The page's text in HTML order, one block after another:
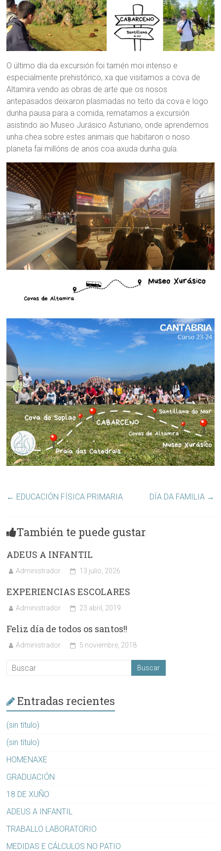
O último día da excursión foi tamén moi intenso e
especialmente prehistórico, xa que visitamos a cova de
Altamira vendo as obras de arte que os nosos
antepasados deixaron plasmadas no teito da cova e logo
dunha pausa para a comida, rematamos a excursión
asistindo ao Museo Jurásico Asturiano, onde aprendemos
unha chea sobre estes animais que habitaron o noso
planeta fai millóns de anos coa axuda dunha guía.
← EDUCACIÓN FÍSICA PRIMARIA DÍA DA FAMILIA →
También te puede gustar
ADEUS A INFANTIL
Administrador 13 julio, 2026
EXPERIENCIAS ESCOLARES
Administrador 23 abril, 2019
Feliz día de todos os santos!!
Administrador 5 noviembre, 2018
Entradas recientes
(sin título)
(sin título)
HOMENAXE
GRADUACIÓN
18 DE XUÑO
ADEUS A INFANTIL
TRABALLO LABORATORIO
MEDIDAS E CÁLCULOS NO PATIO